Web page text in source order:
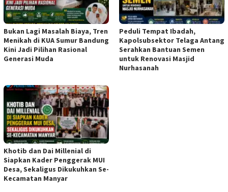
Bukan Lagi Masalah Biaya, Tren
Menikah di KUA Sumur Bandung
Kini Jadi Pilihan Rasional
Generasi Muda
Peduli Tempat Ibadah,
Kapolsubsektor Telaga Antang
Serahkan Bantuan Semen
untuk Renovasi Masjid
Nurhasanah
Khotib dan Dai Millenial di
Siapkan Kader Penggerak MUI
Desa, Sekaligus Dikukuhkan Se-
Kecamatan Manyar